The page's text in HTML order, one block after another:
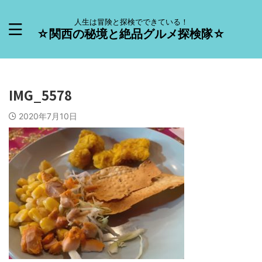
人生は冒険と探検でできている！
☆関西の秘境と絶品グルメ探検隊☆
IMG_5578
2020年7月10日